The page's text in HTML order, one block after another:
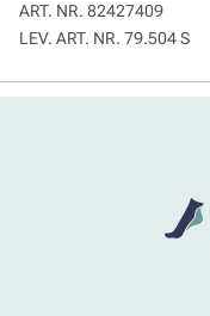
ART. NR. 82427409
LEV. ART. NR. 79.504 S